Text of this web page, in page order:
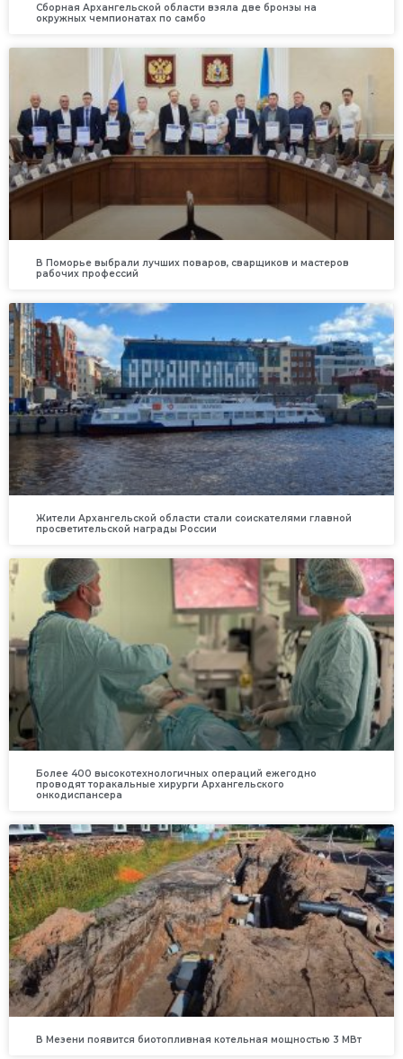
Сборная Архангельской области взяла две бронзы на
окружных чемпионатах по самбо
В Поморье выбрали лучших поваров, сварщиков и мастеров
рабочих профессий
Жители Архангельской области стали соискателями главной
просветительской награды России
Более 400 высокотехнологичных операций ежегодно
проводят торакальные хирурги Архангельского
онкодиспансера
В Мезени появится биотопливная котельная мощностью 3 МВт